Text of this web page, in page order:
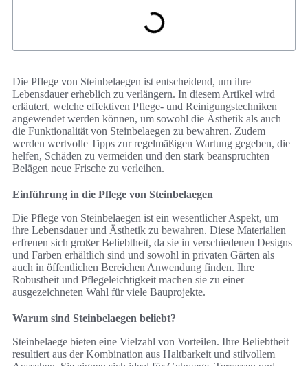
Die Pflege von Steinbelaegen ist entscheidend, um ihre
Lebensdauer erheblich zu verlängern. In diesem Artikel wird
erläutert, welche effektiven Pflege- und Reinigungstechniken
angewendet werden können, um sowohl die Ästhetik als auch
die Funktionalität von Steinbelaegen zu bewahren. Zudem
werden wertvolle Tipps zur regelmäßigen Wartung gegeben, die
helfen, Schäden zu vermeiden und den stark beanspruchten
Belägen neue Frische zu verleihen.
Einführung in die Pflege von Steinbelaegen
Die Pflege von Steinbelaegen ist ein wesentlicher Aspekt, um
ihre Lebensdauer und Ästhetik zu bewahren. Diese Materialien
erfreuen sich großer Beliebtheit, da sie in verschiedenen Designs
und Farben erhältlich sind und sowohl in privaten Gärten als
auch in öffentlichen Bereichen Anwendung finden. Ihre
Robustheit und Pflegeleichtigkeit machen sie zu einer
ausgezeichneten Wahl für viele Bauprojekte.
Warum sind Steinbelaegen beliebt?
Steinbelaege bieten eine Vielzahl von Vorteilen. Ihre Beliebtheit
resultiert aus der Kombination aus Haltbarkeit und stilvollem